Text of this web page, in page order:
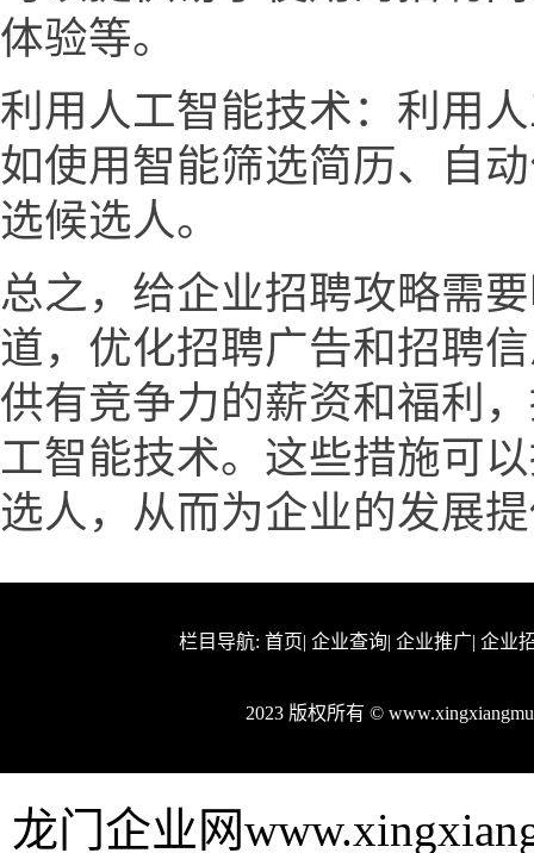
体验等。
利用人工智能技术：利用
如使用智能筛选简历、自
选候选人。
总之，给企业招聘攻略需
道，优化招聘广告和招聘
供有竞争力的薪资和福利
工智能技术。这些措施可
选人，从而为企业的发展
栏目导航: 首页| 企业查询| 企业推广| 企业
2023 版权所有 ©
龙门企业网